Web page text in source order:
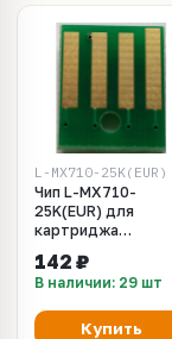
L-MX710-25K(EUR)
Чип L-MX710-
25K(EUR) для
картриджа
MX710, MX711,
MX810, MX811,
MX812 (SCC)
142 ₽
В наличии: 29 шт
Купить